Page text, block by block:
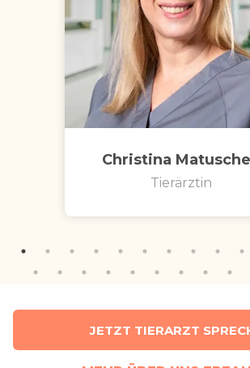
Christina
Tierärztin
JETZT TIERARZT